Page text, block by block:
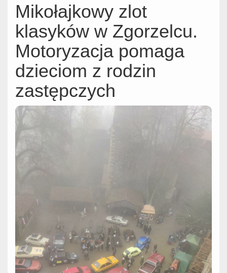
Mikołajkowy zlot
klasyków w Zgorzelcu.
Motoryzacja pomaga
dzieciom z rodzin
zastępczych